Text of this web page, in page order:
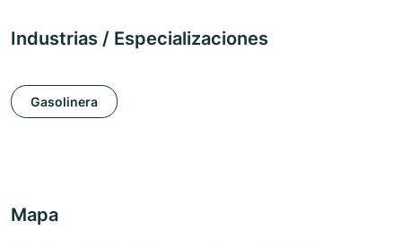
Industrias / Especializaciones
Gasolinera
Mapa